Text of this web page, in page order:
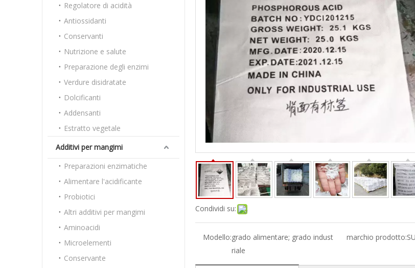
Regolatore di acidità
Antiossidanti
Conservanti
Nutrizione e salute
Preparazione degli enzimi
Verdure disidratate
Dolcificanti
Addensanti
Estratto vegetale
Additivi per mangimi
Preparazioni enzimatiche
Alimentare l'acidificante
Probiotici
Altri additivi per mangimi
Aminoacidi
Microelementi
Conservante
Condividi su:
Modello:grado alimentare; grado indust
riale
marchio prodotto: